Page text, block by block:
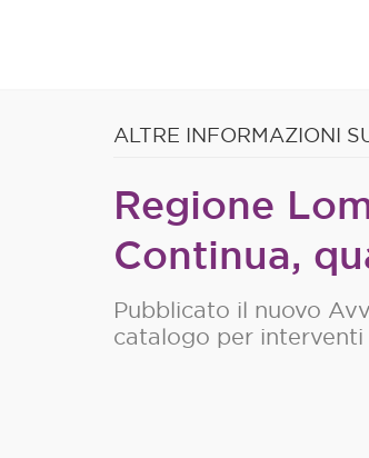
ALTRE INFORMAZIONI
Regione
Continua,
Pubblicato il nuovo
catalogo per